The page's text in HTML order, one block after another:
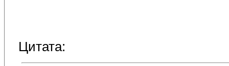
Цитата: